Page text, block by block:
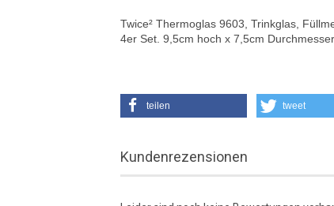
Twice² Thermoglas 9603, Trinkglas,
4er Set. 9,5cm hoch x 7,5cm Durchmesser.
teilen tweet
Kundenrezensionen